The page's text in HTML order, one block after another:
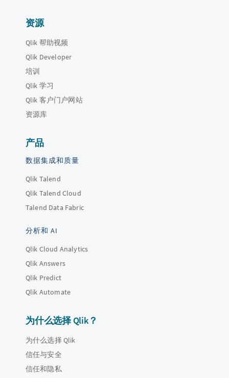
资源
Qlik 帮助视频
Qlik Developer
培训
Qlik 学习
Qlik 客户门户网站
资源库
产品
数据集成和质量
Qlik Talend
Qlik Talend Cloud
Talend Data Fabric
分析和 AI
Qlik Cloud Analytics
Qlik Answers
Qlik Predict
Qlik Automate
为什么选择 Qlik？
为什么选择 Qlik
信任与安全
信任和隐私